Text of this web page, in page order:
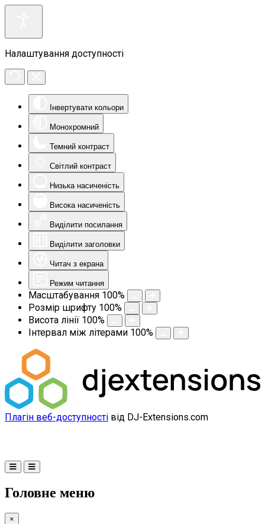
Налаштування доступності
Інвертувати кольори
Монохромний
Темний контраст
Світлий контраст
Низька насиченість
Висока насиченість
Виділити посилання
Виділити заголовки
Читач з екрана
Режим читання
Масштабування 100%
Розмір шрифту 100%
Висота лінії 100%
Інтервал між літерами 100%
Плагін веб-доступності від DJ-Extensions.com
Головне меню
×